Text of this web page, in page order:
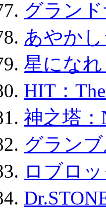
グラン
あやか
星にな
HIT：
神之塔：
グラン
ロブロ